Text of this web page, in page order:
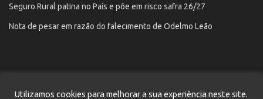
Seguro Rural patina no País e põe em risco safra 26/27
Nota de pesar em razão do falecimento de Odelmo Leão
Utilizamos cookies para melhorar a sua experiência neste site.